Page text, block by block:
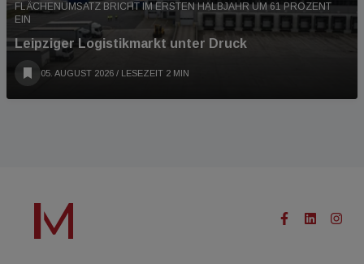
FLÄCHENUMSATZ BRICHT IM ERSTEN HALBJAHR UM 61 PROZENT
EIN
Leipziger Logistikmarkt unter Druck
05. AUGUST 2026 / LESEZEIT 2 MIN